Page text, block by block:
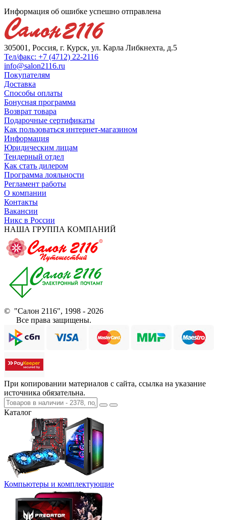
Информация об ошибке успешно отправлена
305001, Россия, г. Курск, ул. Карла Либкнехта, д.5
Тел/факс: +7 (4712) 22-2116
info@salon2116.ru
Покупателям
Доставка
Способы оплаты
Бонусная программа
Возврат товара
Подарочные сертификаты
Как пользоваться интернет-магазином
Информация
Юридическим лицам
Тендерный отдел
Как стать дилером
Программа лояльности
Регламент работы
О компании
Контакты
Вакансии
Никс в России
НАША ГРУППА КОМПАНИЙ
© "Салон 2116", 1998 - 2026
Все права защищены.
При копировании материалов с сайта, ссылка на указание
источника обязательна.
Каталог
Компьютеры и комплектующие